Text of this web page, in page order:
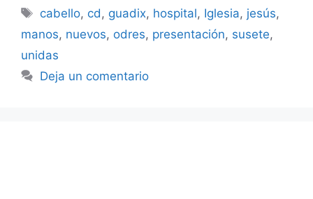
Etiquetas
cabello, cd, guadix, hospital, Iglesia, jesús,
manos, nuevos, odres, presentación, susete,
unidas
Deja un comentario